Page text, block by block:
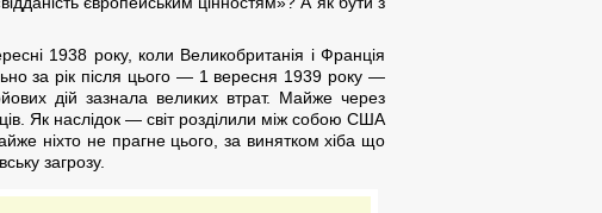
1938 року, коли Великобританія і Франція
за рік після цього — 1 вересня 1939 року —
дій зазнала великих втрат. Майже через
Як наслідок — світ розділили між собою США
ніхто не прагне цього, за винятком хіба що
загрозу.